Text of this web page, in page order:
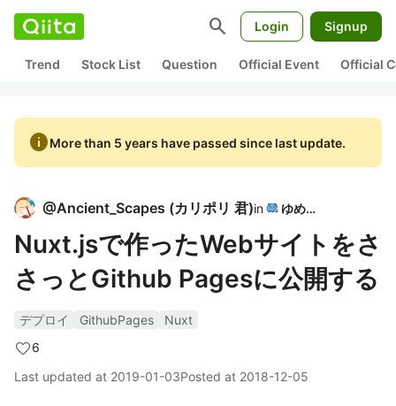
search Login Signup
Trend Stock List Question Official Event Official
infoMore than 5 years have passed since last update.
@Ancient_Scapes (カリポリ 君)in ゆめみ
Nuxt.jsで作ったWebサイトをさ
さっとGithub Pagesに公開する
デプロイ GithubPages
Nuxt
6
Last updated at 2019-01-03Posted at 2018-12-05